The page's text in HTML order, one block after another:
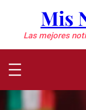
contenido
Mis
Las mejores